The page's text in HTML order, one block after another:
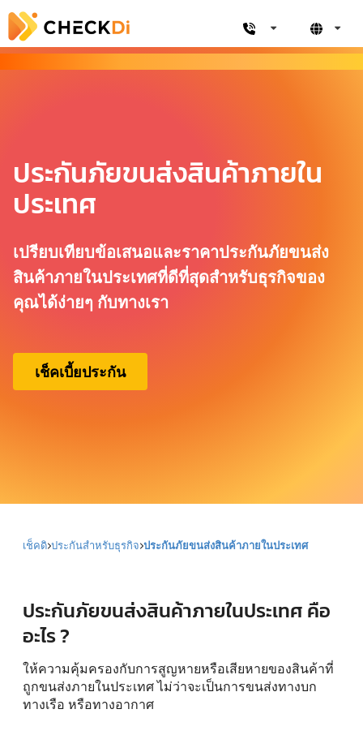
ประกันภัยขนส่งสินค้าภายใน
ประเทศ
เปรียบเทียบข้อเสนอและราคาประกันภัยขนส่ง
สินค้าภายในประเทศที่ดีที่สุดสำหรับธุรกิจของ
คุณได้ง่ายๆ กับทางเรา
เช็คเบี้ยประกัน
เช็คดิ ประกันสำหรับธุรกิจ ประกันภัยขนส่งสินค้าภายในประเทศ
ประกันภัยขนส่งสินค้าภายในประเทศ คือ
อะไร ?
ให้ความคุ้มครองกับการสูญหายหรือเสียหายของสินค้าที่
ถูกขนส่งภายในประเทศ ไม่ว่าจะเป็นการขนส่งทางบก
ทางเรือ หรือทางอากาศ